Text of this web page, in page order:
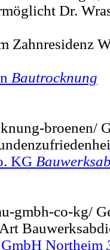
Dr.
Zahnresidenz
Bautrocknung
broenen/
KG
gmbh-co-kg/
Northeim